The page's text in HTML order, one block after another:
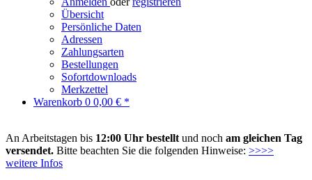
Übersicht
Persönliche Daten
Adressen
Zahlungsarten
Bestellungen
Sofortdownloads
Merkzettel
Warenkorb 0 0,00 € *
An Arbeitstagen bis 12:00 Uhr bestellt und noch am gleichen Tag
versendet. Bitte beachten Sie die folgenden Hinweise: >>>>
weitere Infos